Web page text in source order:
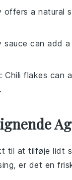
offers a natural
sauce can add
: Chili flakes can
til at tilføje lidt
, er det en